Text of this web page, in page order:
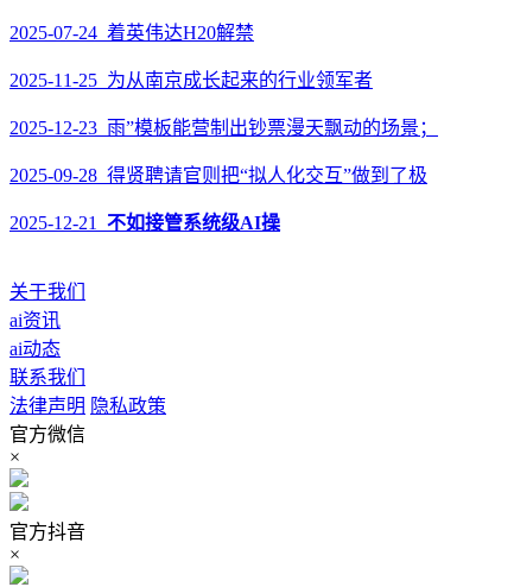
2025-07-24 着英伟达H20解禁
2025-11-25 为从南京成长起来的行业领军者
2025-12-23 雨”模板能营制出钞票漫天飘动的场景；
2025-09-28 得贤聘请官则把“拟人化交互”做到了极
2025-12-21 不如接管系统级AI操
关于我们
ai资讯
ai动态
联系我们
法律声明 隐私政策
官方微信
×
官方抖音
×